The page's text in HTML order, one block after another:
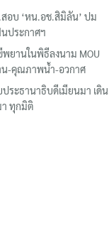
อบ ‘หน.อช.สิมิลัน’ ปม
ประกาศฯ
ยานในพิธีลงนาม MOU
น-คุณภาพน้ำ-อวกาศ
ระธานาธิบดีเมียนมา เดิน
ทุกมิติ